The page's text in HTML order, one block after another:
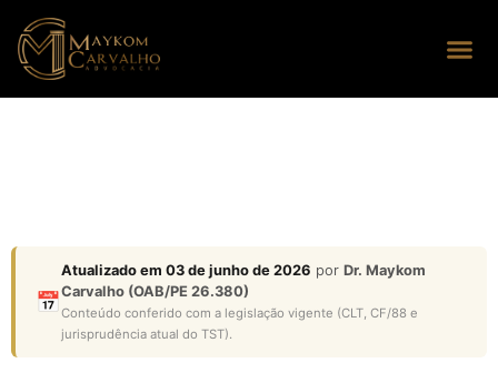
📅
Atualizado em 03 de junho de 2026 por Dr. Maykom
Carvalho (OAB/PE 26.380)
Conteúdo conferido com a legislação vigente (CLT, CF/88 e
jurisprudência atual do TST).